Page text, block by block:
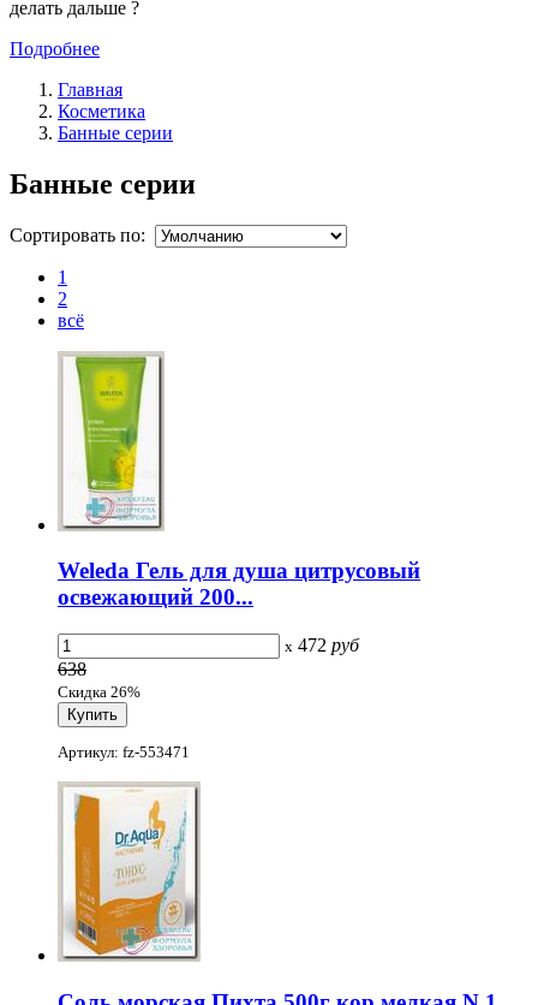
делать дальше ?
Подробнее
Главная
Косметика
Банные серии
Банные серии
Сортировать по:
1
2
всё
Weleda Гель для душа цитрусовый
освежающий 200...
x 472 руб
638
Скидка 26%
Артикул: fz-553471